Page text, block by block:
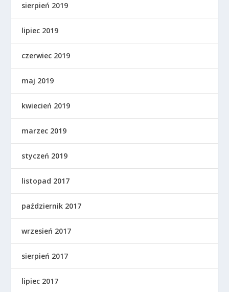
sierpień 2019
lipiec 2019
czerwiec 2019
maj 2019
kwiecień 2019
marzec 2019
styczeń 2019
listopad 2017
październik 2017
wrzesień 2017
sierpień 2017
lipiec 2017